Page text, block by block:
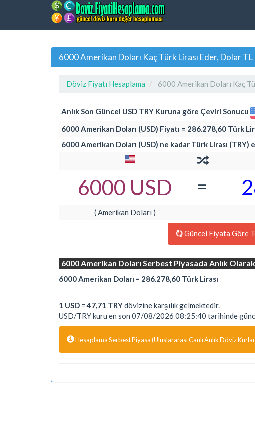
6000 Amerikan Doları Kaç Türk Lirası Eder, Dolar
Döviz Fiyatı Hesaplama 6000 Amerikan Doları Kaç
Anlık Son Güncel USD TRY Kuruna göre Çeviri Sonucu
6000 Amerikan Doları (USD) Fiyatı = 286.278,60 Türk
6000 Amerikan Doları (USD) ne kadar Türk Lirası (TRY)
6000 USD =
( Amerikan Doları )
Güncel Fiyata Göre
6000 Amerikan Doları Serbest Piyasada Anlık
6000 Amerikan Doları = 286.278,60 Türk Lirası
1 USD =47,71 TRYdövizine karşılık gelmektedir.
USD/TRY kuru en son 07/08/2026 08:25:40 tarihinde
Hesaplama Serbest Piyasa (Uluslararası Canlı Anlık Döviz